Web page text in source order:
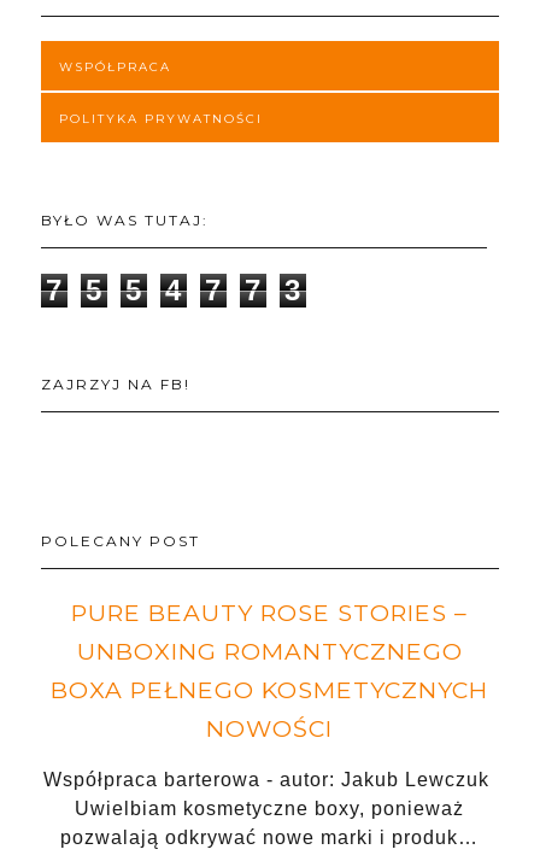
WSPÓŁPRACA
POLITYKA PRYWATNOŚCI
BYŁO WAS TUTAJ:
7 5 5 4 7 7 3
ZAJRZYJ NA FB!
POLECANY POST
PURE BEAUTY ROSE STORIES –
UNBOXING ROMANTYCZNEGO
BOXA PEŁNEGO KOSMETYCZNYCH
NOWOŚCI
Współpraca barterowa - autor: Jakub Lewczuk
Uwielbiam kosmetyczne boxy, ponieważ
pozwalają odkrywać nowe marki i produk…